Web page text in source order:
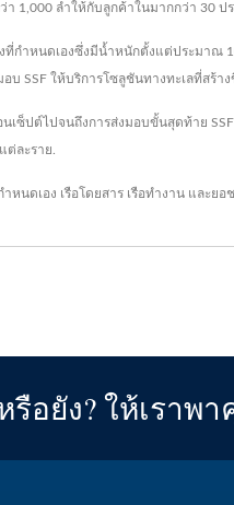
า 1,000 ลำให้กับลูกค้าในมากกว่า 30 ปร
งที่กำหนดเองซึ่งมีน้ำหนักตั้งแต่ประมาณ
บ SSF ให้บริการโซลูชันทางทะเลที่สร้
ซ็ปต์ไปจนถึงการส่งมอบขั้นสุดท้าย
ละราย.
ำหนดเอง เรือโดยสาร เรือทำงาน และยอ
อยัง? ให้เราพ